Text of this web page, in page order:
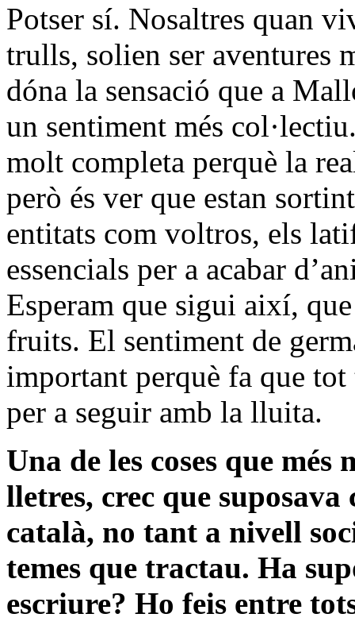
Potser sí. Nosaltres quan
trulls, solien ser aventures
dóna la sensació que a
un sentiment més
molt completa perquè la
però és ver que estan
entitats com voltros, els
essencials per a acabar
Esperam que sigui així,
fruits. El sentiment de
important perquè fa que
per a seguir amb la lluita.
Una de les coses que més
lletres, crec que
català, no tant a nivell
temes que tractau. Ha
escriure? Ho feis entre